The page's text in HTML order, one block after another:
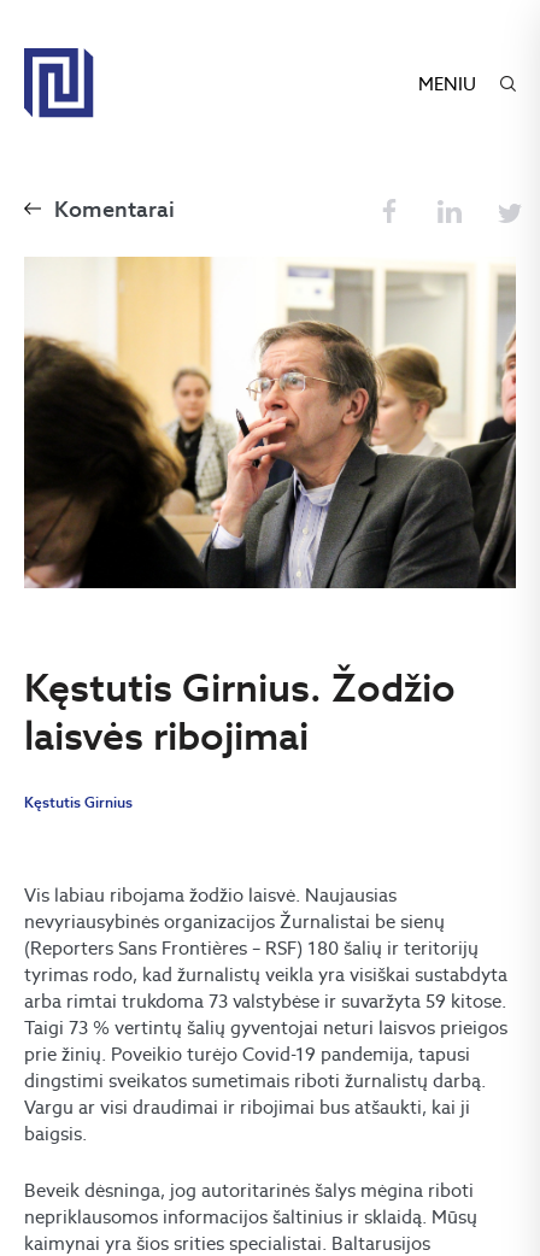
MENIU
Komentarai
Kęstutis Girnius. Žodžio
laisvės ribojimai
Kęstutis Girnius
Vis labiau ribojama žodžio laisvė. Naujausias
nevyriausybinės organizacijos Žurnalistai be sienų
(Reporters Sans Frontières – RSF) 180 šalių ir teritorijų
tyrimas rodo, kad žurnalistų veikla yra visiškai sustabdyta
arba rimtai trukdoma 73 valstybėse ir suvaržyta 59 kitose.
Taigi 73 % vertintų šalių gyventojai neturi laisvos prieigos
prie žinių. Poveikio turėjo Covid-19 pandemija, tapusi
dingstimi sveikatos sumetimais riboti žurnalistų darbą.
Vargu ar visi draudimai ir ribojimai bus atšaukti, kai ji
baigsis.
Beveik dėsninga, jog autoritarinės šalys mėgina riboti
nepriklausomos informacijos šaltinius ir sklaidą. Mūsų
kaimynai yra šios srities specialistai. Baltarusijos